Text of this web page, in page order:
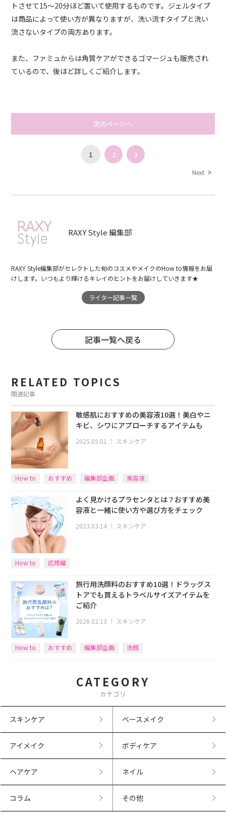
トさせて15～20分ほど置いて使用するものです。ジェルタイプ
は商品によって使い方が異なりますが、洗い流すタイプと洗い
流さないタイプの両方あります。
また、ファミュからは角質ケアができるゴマージュも販売され
ているので、後ほど詳しくご紹介します。
次のページへ
1 2 3
Next
RAXY Style 編集部
RAXY Style編集部がセレクトした旬のコスメやメイクのHow to情報をお届
けします。いつもより輝けるキレイのヒントをお届けしていきます★
ライター記事一覧
記事一覧へ戻る
RELATED TOPICS
関連記事
敏感肌におすすめの美容液10選！美白やニ
キビ、シワにアプローチするアイテムも
2025.05.01 ｜ スキンケア
How to おすすめ 編集部企画 美容液
よく見かけるプラセンタとは？おすすめ美
容液と一緒に使い方や選び方をチェック
2023.03.14 ｜ スキンケア
How to 応用編
旅行用洗顔料のおすすめ10選！ドラッグス
トアでも買えるトラベルサイズアイテムを
ご紹介
2026.02.13 ｜ スキンケア
How to おすすめ 編集部企画 洗顔
CATEGORY
カテゴリ
スキンケア ベースメイク
アイメイク ボディケア
ヘアケア ネイル
コラム その他